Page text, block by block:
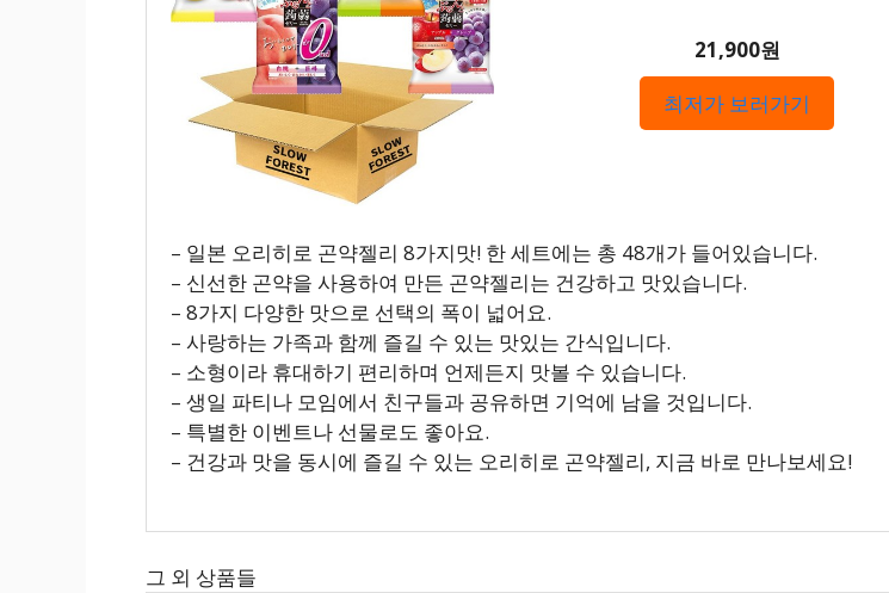
21,900원
최저가 보러가기
– 일본 오리히로 곤약젤리 8가지맛! 한 세트에는 총 48개가 들어있습니다.
– 신선한 곤약을 사용하여 만든 곤약젤리는 건강하고 맛있습니다.
– 8가지 다양한 맛으로 선택의 폭이 넓어요.
– 사랑하는 가족과 함께 즐길 수 있는 맛있는 간식입니다.
– 소형이라 휴대하기 편리하며 언제든지 맛볼 수 있습니다.
– 생일 파티나 모임에서 친구들과 공유하면 기억에 남을 것입니다.
– 특별한 이벤트나 선물로도 좋아요.
– 건강과 맛을 동시에 즐길 수 있는 오리히로 곤약젤리, 지금 바로 만나보세요!
그 외 상품들